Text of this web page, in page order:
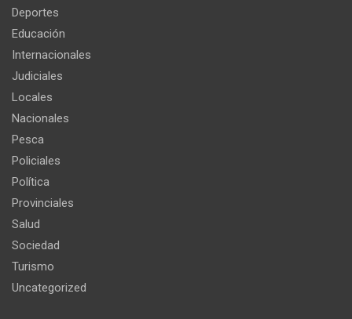
Deportes
Educación
Internacionales
Judiciales
Locales
Nacionales
Pesca
Policiales
Política
Provinciales
Salud
Sociedad
Turismo
Uncategorized